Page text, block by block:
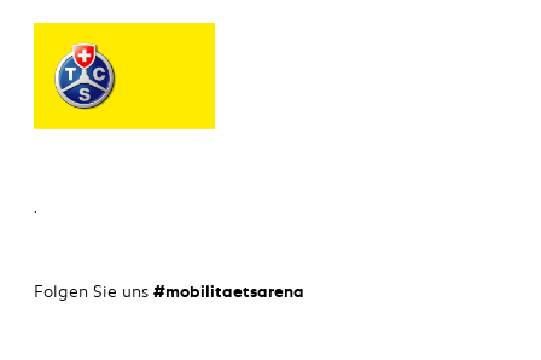
.
Folgen Sie uns #mobilitaetsarena